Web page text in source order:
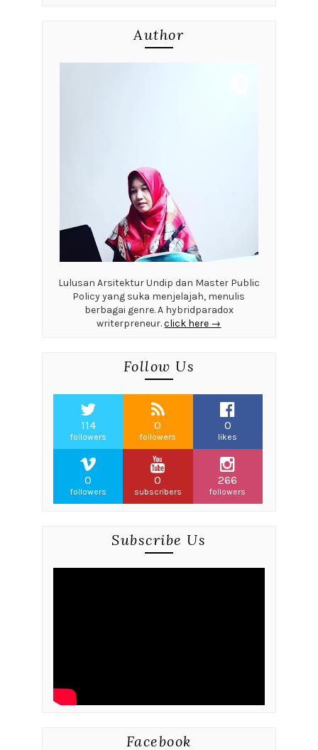
Author
Lulusan Arsitektur Undip dan Master Public
Policy yang suka menjelajah, menulis
berbagai genre. A hybridparadox
writerpreneur.click here →
Follow Us
114
followers
0
followers
0
likes
0
followers
0
subscribers
266
followers
Subscribe Us
Facebook